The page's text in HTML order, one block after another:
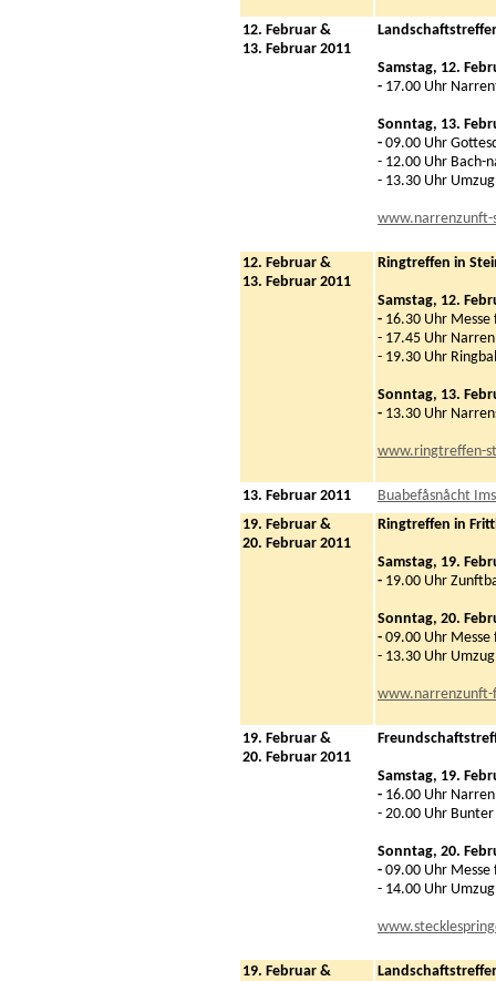
12. Februar &
13. Februar 2011
Samstag, 12.
- 17.00 Uhr
Sonntag, 13.
- 09.00 Uhr
- 12.00 Uhr Bach-
- 13.30 Uhr Umzug
www.narrenzunft-
12. Februar &
13. Februar 2011
Ringtreffen in
Samstag, 12.
- 16.30 Uhr
- 17.45 Uhr
- 19.30 Uhr
Sonntag, 13.
- 13.30 Uhr
www.ringtreffen-
13. Februar 2011
Buabefåsnåcht
19. Februar &
20. Februar 2011
Ringtreffen in
Samstag, 19.
- 19.00 Uhr
Sonntag, 20.
- 09.00 Uhr
- 13.30 Uhr Umzug
19. Februar &
20. Februar 2011
Samstag, 19.
- 16.00 Uhr
- 20.00 Uhr Bunter
Sonntag, 20.
- 09.00 Uhr
- 14.00 Uhr
19. Februar &